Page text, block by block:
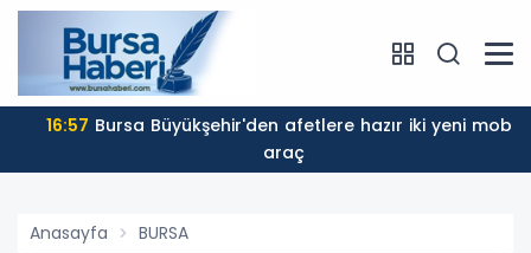
16:57Bursa Büyükşehir'den afetlere hazır iki yeni mobil
araç
Anasayfa BURSA